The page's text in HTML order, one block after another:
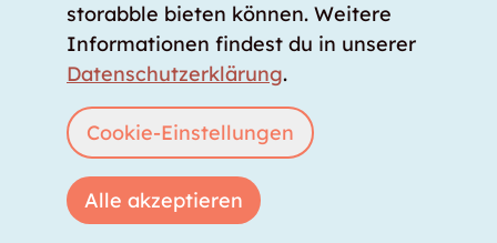
Was kostet ein Lagerraum?
Für Lageranbieter
Anmelden Lagerraum inserieren
Copyright © 2026 storabble|Datenschutzerklärung
storabble bieten können. Weitere
Informationen findest du in unserer
Datenschutzerklärung.
Cookie-Einstellungen
Alle akzeptieren